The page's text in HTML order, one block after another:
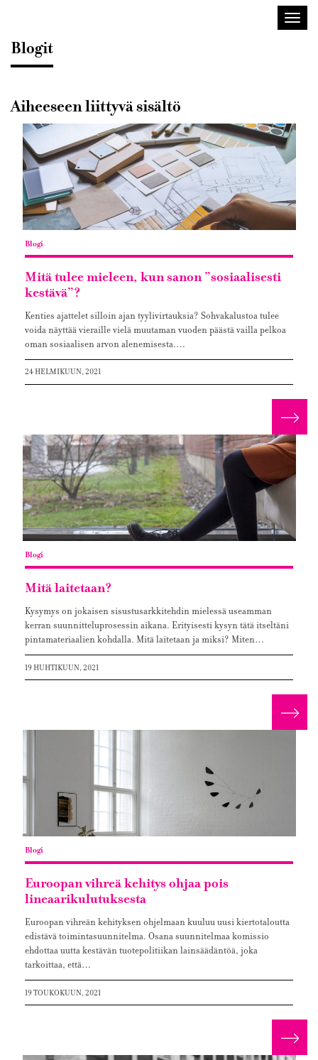
Blogit
Aiheeseen liittyvä sisältö
Blogi
Mitä tulee mieleen, kun sanon ”sosiaalisesti
kestävä”?
Kenties ajattelet silloin ajan tyylivirtauksia? Sohvakalustoa tulee
voida näyttää vieraille vielä muutaman vuoden päästä vailla pelkoa
oman sosiaalisen arvon alenemisesta.…
24 HELMIKUUN, 2021
Blogi
Mitä laitetaan?
Kysymys on jokaisen sisustusarkkitehdin mielessä useamman
kerran suunnitteluprosessin aikana. Erityisesti kysyn tätä itseltäni
pintamateriaalien kohdalla. Mitä laitetaan ja miksi? Miten…
19 HUHTIKUUN, 2021
Lue
Blogi
Euroopan vihreä kehitys ohjaa pois
lineaarikulutuksesta
Euroopan vihreän kehityksen ohjelmaan kuuluu uusi kiertotaloutta
edistävä toimintasuunnitelma. Osana suunnitelmaa komissio
ehdottaa uutta kestävän tuotepolitiikan lainsäädäntöä, joka
tarkoittaa, että…
19 TOUKOKUUN, 2021
Lue